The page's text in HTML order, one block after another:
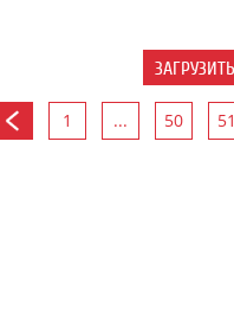
1 ... 50 51